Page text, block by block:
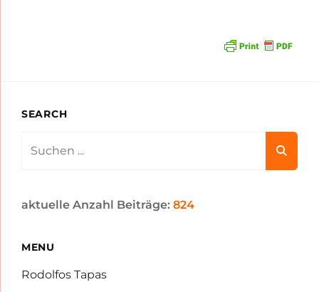
SEARCH
aktuelle Anzahl Beiträge: 824
MENU
Rodolfos Tapas